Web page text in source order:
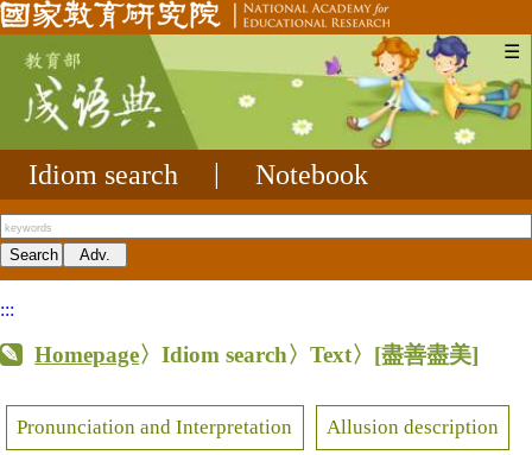
☰
Idiom search Notebook
:::
Homepage〉Idiom search〉Text〉 [盡善盡美]
Pronunciation and Interpretation Allusion description